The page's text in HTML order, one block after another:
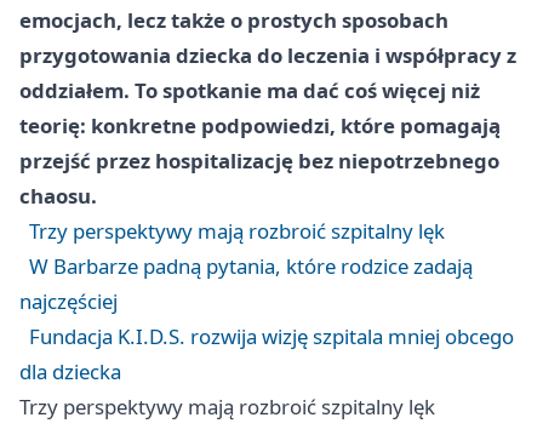
emocjach, lecz także o prostych sposobach
przygotowania dziecka do leczenia i współpracy z
oddziałem. To spotkanie ma dać coś więcej niż
teorię: konkretne podpowiedzi, które pomagają
przejść przez hospitalizację bez niepotrzebnego
chaosu.
Trzy perspektywy mają rozbroić szpitalny lęk
W Barbarze padną pytania, które rodzice zadają
najczęściej
Fundacja K.I.D.S. rozwija wizję szpitala mniej obcego
dla dziecka
Trzy perspektywy mają rozbroić szpitalny lęk